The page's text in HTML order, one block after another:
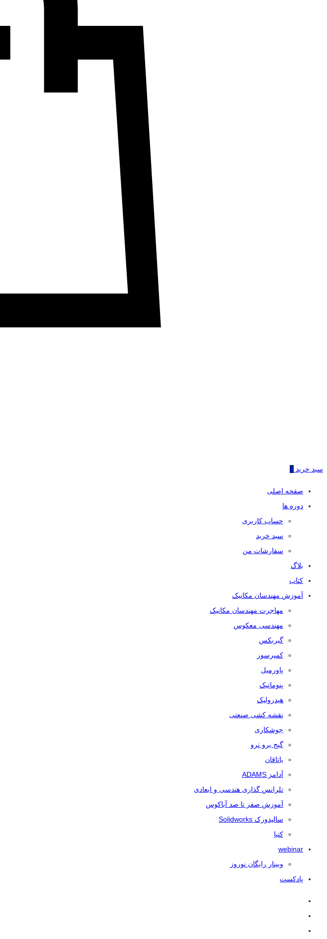
سبد خرید 0
صفحه اصلی
دوره ها
حساب کاربری
سبد خرید
سفارشات من
بلاگ
کتاب
آموزش مهندسان مکانیک
مهاجرت مهندسان مکانیک
مهندسی معکوس
گیربکس
کمپرسور
پاورمیل
پنوماتیک
هیدرولیک
نقشه کشی صنعتی
جوشکاری
گیج برو نرو
یاتاقان
آدامز ADAMS
تلرانس‌ گذاری هندسی و ابعادی
آموزش صفر تا صد آباکوس
سالیدورک Solidworks
کتیا
webinar
وبینار رایگان نوروز
پادکست